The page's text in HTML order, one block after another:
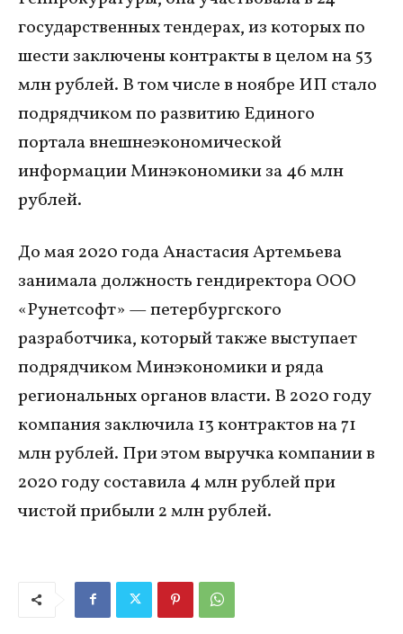
государственных тендерах, из которых по
шести заключены контракты в целом на 53
млн рублей. В том числе в ноябре ИП стало
подрядчиком по развитию Единого
портала внешнеэкономической
информации Минэкономики за 46 млн
рублей.
До мая 2020 года Анастасия Артемьева
занимала должность гендиректора ООО
«Рунетсофт» — петербургского
разработчика, который также выступает
подрядчиком Минэкономики и ряда
региональных органов власти. В 2020 году
компания заключила 13 контрактов на 71
млн рублей. При этом выручка компании в
2020 году составила 4 млн рублей при
чистой прибыли 2 млн рублей.